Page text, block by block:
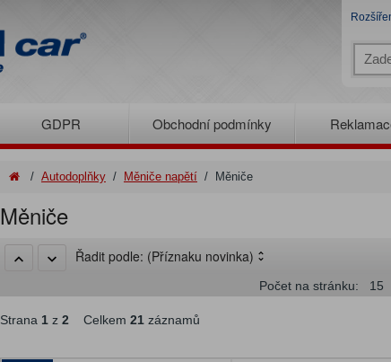
GDPR Obchodní podmínky
/ Autodoplňky/ Měniče napětí/ Měniče
Měniče
Řadit podle: (Příznaku novinka)
Počet na stránku: 15
Strana 1z 2Celkem 21záznamů